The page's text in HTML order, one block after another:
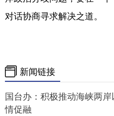
对话协商寻求解决之道。
新闻链接
国台办：积极推动海峡两
情促融